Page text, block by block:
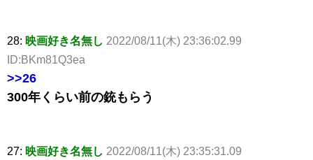
28: 映画好き名無し 2022/08/11(木) 23:36:02.99
ID:BKm81Q3ea
>>26
300年くらい前の銃もらう
27: 映画好き名無し 2022/08/11(木) 23:35:31.09